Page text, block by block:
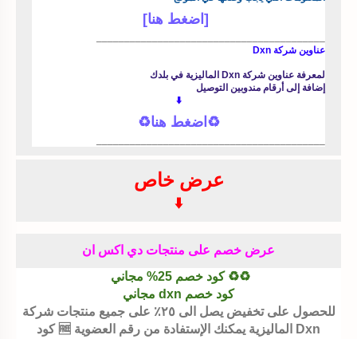
[اضغط هنا]
عناوين شركة Dxn
لمعرفة عناوين شركة Dxn الماليزية في بلدك
إضافة إلى أرقام مندوبين التوصيل
⁦⬇️⁩
♻️⁩اضغط هنا⁦♻️
عرض خاص
⬇️
عرض خصم على منتجات دي اكس ان
⁦♻️⁩⁦ كود خصم 25% مجاني⁦ ⁩⁦♻️⁩
كود خصم dxn مجاني
للحصول على تخفيض يصل الى ٢٥٪ على جميع منتجات شركة
Dxn الماليزية يمكنك الإستفادة من رقم العضوية 🆓 كود